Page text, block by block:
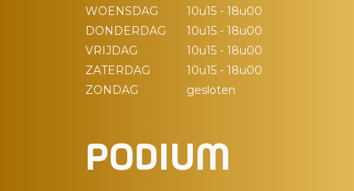
WOENSDAG
10u15 - 18u00
DONDERDAG
10u15 - 18u00
VRIJDAG
10u15 - 18u00
ZATERDAG
10u15 - 18u00
ZONDAG
gesloten
PODIUM